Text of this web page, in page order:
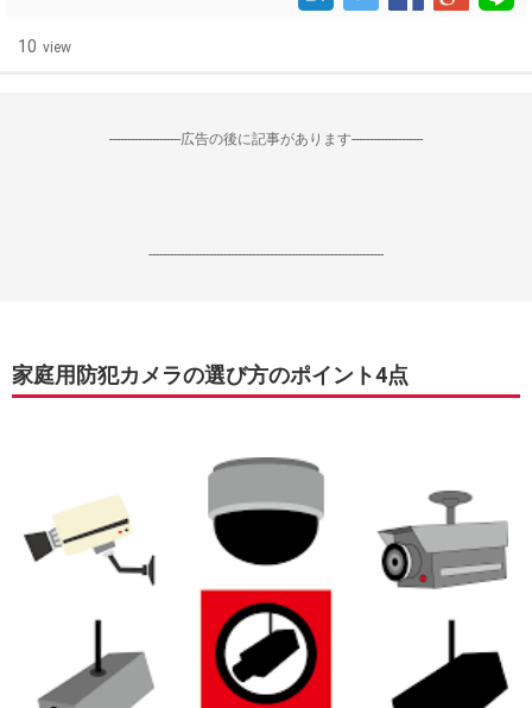
10 view
--------------------広告の後に記事があります--------------------
------------------------------------------------------------------
家庭用防犯カメラの選び方のポイント4点